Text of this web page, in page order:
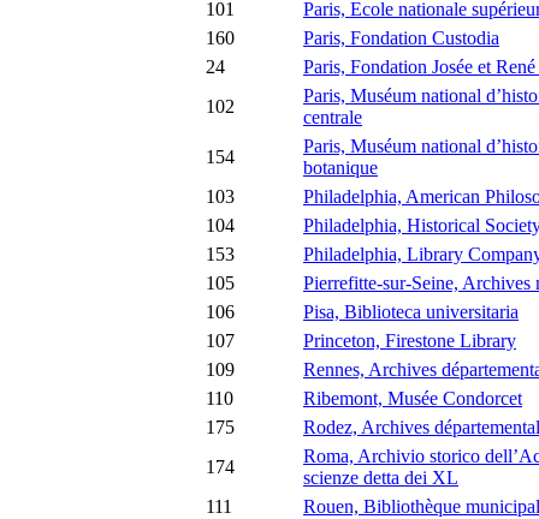
101
Paris, Ecole nationale
160
Paris, Fondation Custodia
24
Paris, Fondation Josée et
102
Paris, Muséum national
centrale
154
Paris, Muséum national
botanique
103
Philadelphia, American
104
Philadelphia, Historical
153
Philadelphia, Library
105
Pierrefitte-sur-Seine, Archives
106
Pisa, Biblioteca universitaria
107
Princeton, Firestone Library
109
Rennes, Archives
110
Ribemont, Musée Condorcet
175
Rodez, Archives
174
Roma, Archivio storico
scienze detta dei XL
111
Rouen, Bibliothèque